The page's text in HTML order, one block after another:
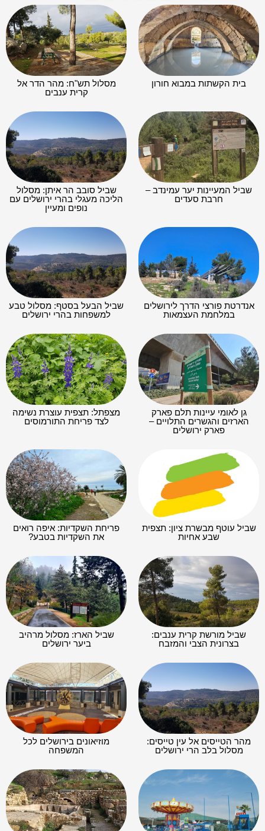
בית הקשתות במבוא חורון
מסלול תש"ח: מהר הדר אל
קרית ענבים
שביל המעיינות יער עמינדב –
חרבת סעדים
שביל סובב הר איתן: מסלול
הליכה מעגלי בהרי ירושלים עם
נופים ומעיין
אנדרטת פורצי הדרך לירושלים
במלחמת העצמאות
שביל הבעל בסטף: מסלול טבע
למשפחות בהרי ירושלים
גן לאומי עיינות תלם פארק
הארזים והגשרים התלויים –
פארק ירושלים
מצפתל: תצפית עוצרת נשימה
לצד פריחת התורמוסים
שביל עוטף מבשרת ציון: תצפית
שבע אחיות
פריחת השקדיות: איפה רואים
את השקדיות בטבע?
שביל מורשת קרית ענבים:
בצרונית הצבי והמזבח
שביל הארז: מסלול מרהיב
ביער ירושלים
מהר הטייסים אל עין טייסים:
מסלול בלב הרי ירושלים
מוזיאונים בירושלים לכל
המשפחה